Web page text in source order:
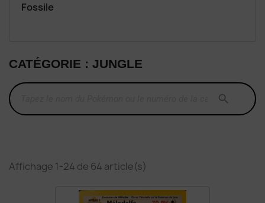
Fossile
CATÉGORIE : JUNGLE

Affichage 1-24 de 64 article(s)